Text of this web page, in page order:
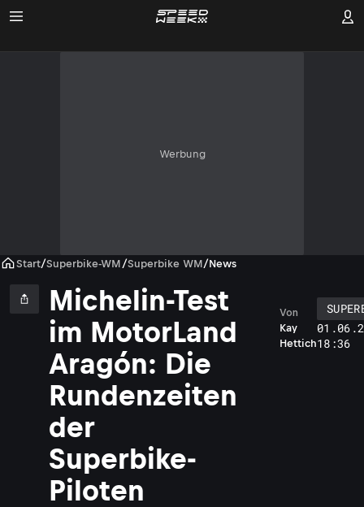
Werbung
Start/Superbike-WM /Superbike WM/News
Michelin-Test
im MotorLand
Aragón: Die
Rundenzeiten
der
Superbike-
Piloten
Kay
Hettich
Von
18:36